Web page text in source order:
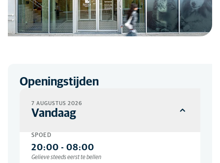
Openingstijden
7 AUGUSTUS 2026
Vandaag
SPOED
20:00 - 08:00
Gelieve steeds eerst te bellen